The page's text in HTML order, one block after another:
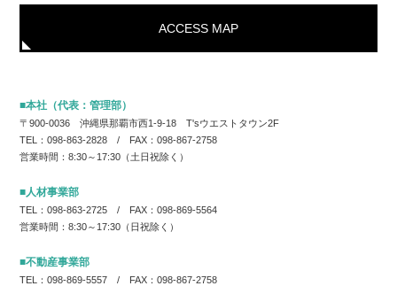
ACCESS MAP
■本社（代表：管理部）
〒900-0036 沖縄県那覇市西1-9-18 T'sウエストタウン2F
TEL：098-863-2828 / FAX：098-867-2758
営業時間：8:30～17:30（土日祝除く）
■人材事業部
TEL：098-863-2725 / FAX：098-869-5564
営業時間：8:30～17:30（日祝除く）
■不動産事業部
TEL：098-869-5557 / FAX：098-867-2758